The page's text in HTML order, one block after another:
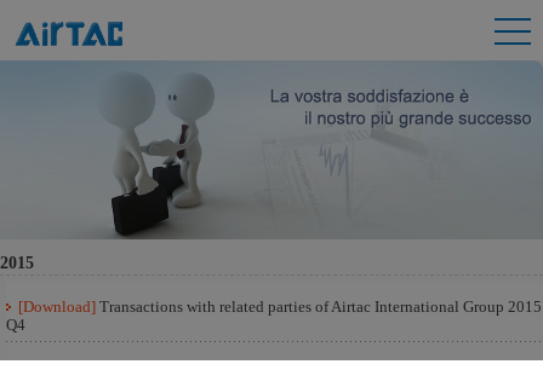
2015
[Download] Transactions with related parties of Airtac International Group 2015
Q4